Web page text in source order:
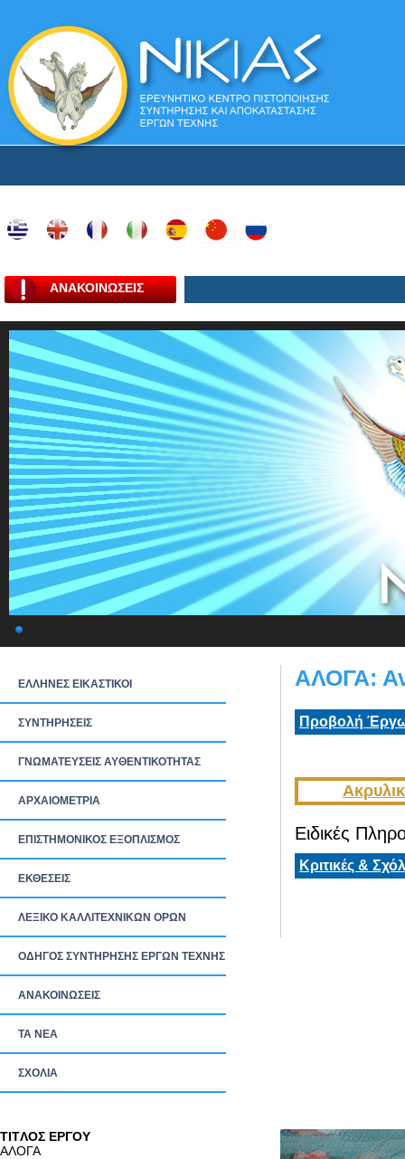
ΑΝΑΚΟΙΝΩΣΕΙΣ
ΕΛΛΗΝΕΣ ΕΙΚΑΣΤΙΚΟΙ
ΣΥΝΤΗΡΗΣΕΙΣ
ΓΝΩΜΑΤΕΥΣΕΙΣ ΑΥΘΕΝΤΙΚΟΤΗΤΑΣ
ΑΡΧΑΙΟΜΕΤΡΙΑ
ΕΠΙΣΤΗΜΟΝΙΚΟΣ ΕΞΟΠΛΙΣΜΟΣ
ΕΚΘΕΣΕΙΣ
ΛΕΞΙΚΟ ΚΑΛΛΙΤΕΧΝΙΚΩΝ ΟΡΩΝ
ΟΔΗΓΟΣ ΣΥΝΤΗΡΗΣΗΣ ΕΡΓΩΝ ΤΕΧΝΗΣ
ΑΝΑΚΟΙΝΩΣΕΙΣ
ΤΑ ΝEΑ
ΣΧΟΛΙΑ
ΑΛΟΓΑ:
Προβολή
Ειδικές
Κριτικές &
TITΛΟΣ ΕΡΓΟΥ
ΑΛΟΓΑ